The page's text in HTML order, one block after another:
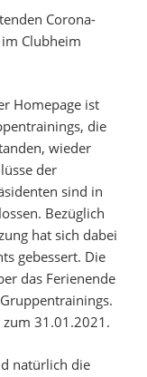
Corona-
Clubheim
Homepage ist
die
wieder
der
sind in
Bezüglich
hat sich dabei
gebessert. Die
das Ferienende
zum 31.01.2021.
natürlich die